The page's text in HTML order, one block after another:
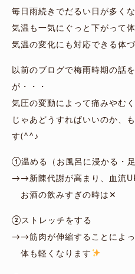
毎日雨続きでだるい日が多くな
気温も一気にぐっと下がって
気温の変化にも対応できる体
以前のブログで梅雨時期の話
が・・・
気圧の変動によって痛みやむ
じゃあどうすればいいのか、
す(^^♪
①温める（お風呂に浸かる・
→→新陳代謝が高まり、血流
お酒の飲みすぎの時は✕
②ストレッチをする
→→筋肉が伸縮することによっ
体も軽くなります